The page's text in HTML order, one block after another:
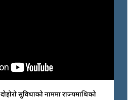
दोहोरो सुविधाको नाममा राज्यमाथिको